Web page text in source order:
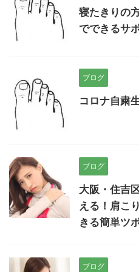
寝たきりの
でできるサ
ブログ
コロナ自粛
ブログ
大阪・住吉
える！肩こ
きる簡単ツ
ブログ